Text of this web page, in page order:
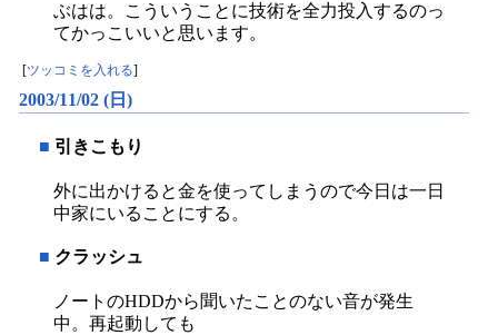
ぶはは。こういうことに技術を全力投入するのっ
てかっこいいと思います。
ツッコミを入れる
2003/11/02 (日)
■ 引きこもり
外に出かけると金を使ってしまうので今日は一日
中家にいることにする。
■ クラッシュ
ノートのHDDから聞いたことのない音が発生
中。再起動しても